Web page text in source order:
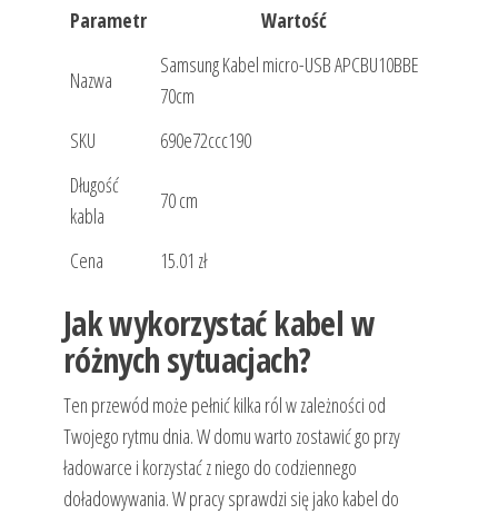
Parametr Wartość
Nazwa
Samsung Kabel micro-USB APCBU10BBE
70cm
SKU
690e72ccc190
Długość
kabla
70 cm
Cena 15.01 zł
Jak wykorzystać kabel w
różnych sytuacjach?
Ten przewód może pełnić kilka ról w zależności od
Twojego rytmu dnia. W domu warto zostawić go przy
ładowarce i korzystać z niego do codziennego
doładowywania. W pracy sprawdzi się jako kabel do